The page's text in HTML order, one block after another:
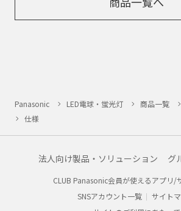
Panasonic LED電球・蛍光灯 商品一覧
仕様
法人向け製品・ソリューション グ
CLUB Panasonic会員が使えるアプリ/
SNSアカウント一覧
サイト